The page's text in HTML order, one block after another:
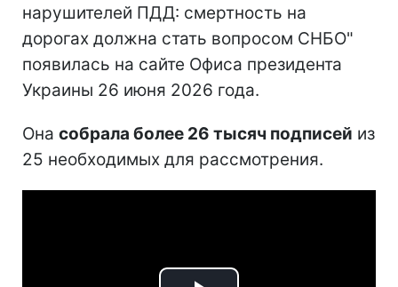
нарушителей ПДД: смертность на
дорогах должна стать вопросом СНБО"
появилась на сайте Офиса президента
Украины 26 июня 2026 года.
Она собрала более 26 тысяч подписей из
25 необходимых для рассмотрения.